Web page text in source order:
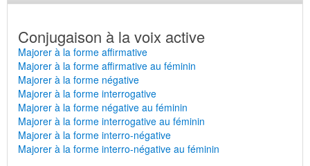
Conjugaison à la voix active
Majorer à la forme affirmative
Majorer à la forme affirmative au féminin
Majorer à la forme négative
Majorer à la forme interrogative
Majorer à la forme négative au féminin
Majorer à la forme interrogative au féminin
Majorer à la forme interro-négative
Majorer à la forme interro-négative au féminin